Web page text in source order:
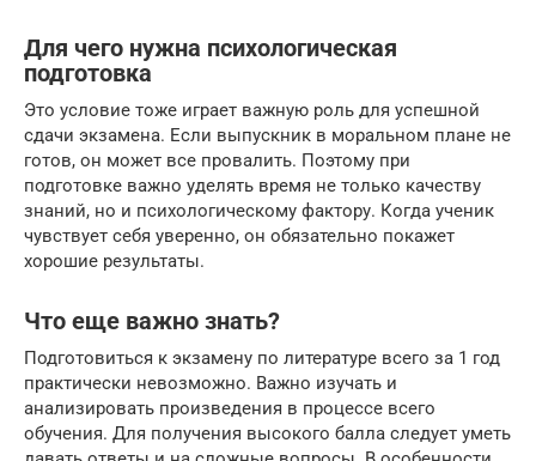
Для чего нужна психологическая
подготовка
Это условие тоже играет важную роль для успешной
сдачи экзамена. Если выпускник в моральном плане не
готов, он может все провалить. Поэтому при
подготовке важно уделять время не только качеству
знаний, но и психологическому фактору. Когда ученик
чувствует себя уверенно, он обязательно покажет
хорошие результаты.
Что еще важно знать?
Подготовиться к экзамену по литературе всего за 1 год
практически невозможно. Важно изучать и
анализировать произведения в процессе всего
обучения. Для получения высокого балла следует уметь